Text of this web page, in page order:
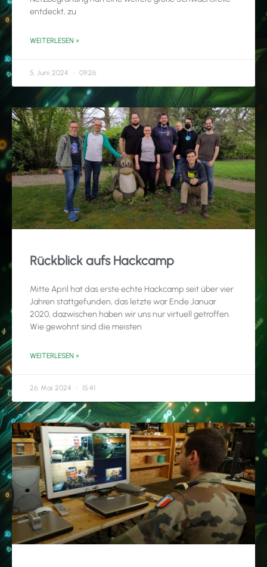
entdeckt, zu
WEITERLESEN »
5. Juni 2024 09:26
Rückblick aufs Hackcamp
Mitte April hat das erste echte Hackcamp seit über vier
Jahren stattgefunden, das letzte war Ende Januar
2020, dazwischen haben wir uns nur virtuell getroffen.
Wie gewohnt sind die meisten
WEITERLESEN »
26. Mai 2024 15:41